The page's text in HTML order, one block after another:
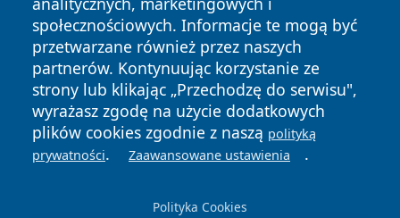
społecznościowych. Informacje te mogą być
przetwarzane również przez naszych
partnerów. Kontynuując korzystanie ze
strony lub klikając „Przechodzę do serwisu",
wyrażasz zgodę na użycie dodatkowych
plików cookies zgodnie z naszą polityką
prywatności. Zaawansowane ustawienia .
Polityka Cookies
zastrzeżone.
News Autorzy
Polityka
Prywatności
Polityka
Cookies